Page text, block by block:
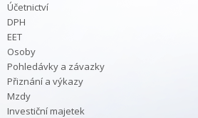
Účetnictví
DPH
EET
Osoby
Pohledávky a závazky
Přiznání a výkazy
Mzdy
Investiční majetek